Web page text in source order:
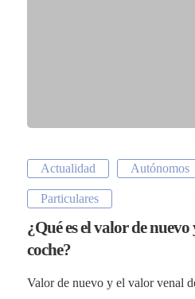
Actualidad Autónomos
Particulares
¿Qué es el valor de
coche?
Valor de nuevo y el valor venal